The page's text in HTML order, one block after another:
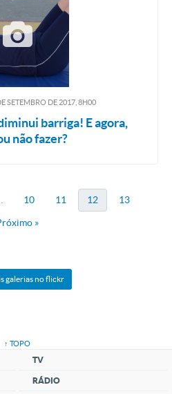
SETEMBRODE2017, 8H00
barriga! E agora,
não fazer?
10 11 12 13
»
galerias no flickr
↑ TOPO
TV
RÁDIO